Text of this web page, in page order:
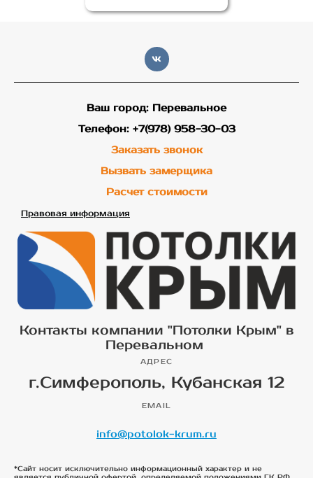
Ваш город: Перевальное
Телефон: +7(978) 958-30-03
Заказать звонок
Вызвать замерщика
Расчет стоимости
Правовая информация
Контакты компании "Потолки Крым" в
Перевальном
АДРЕС
г.Симферополь, Кубанская 12
EMAIL
info@potolok-krum.ru
*Сайт носит исключительно информационный характер и не